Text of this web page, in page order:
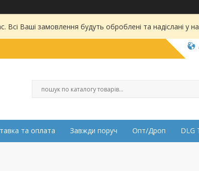
Всі Ваші замовлення будуть оброблені та надіслані у
та оплата Завжди поруч Опт/Дроп DLG